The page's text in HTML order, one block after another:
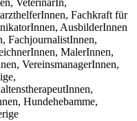
VeterinärIn,
Fachkraft für
AusbilderInnen
FachjournalistInnen,
MalerInnen,
VereinsmanagerInnen,
Hundehebamme,